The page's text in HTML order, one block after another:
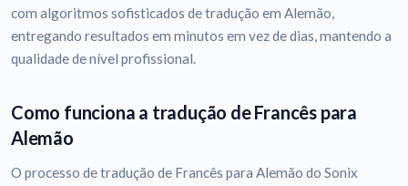
com algoritmos sofisticados de tradução em Alemão,
entregando resultados em minutos em vez de dias, mantendo a
qualidade de nível profissional.
Como funciona a tradução de Francês para
Alemão
O processo de tradução de Francês para Alemão do Sonix